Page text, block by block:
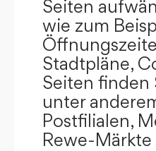
Seiten
wie zum
Stadtpläne,
Seiten finden
unter
Postfilialen,
Rewe-